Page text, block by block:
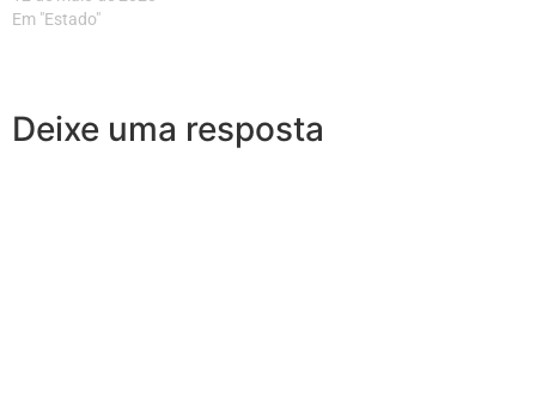
Em "Estado"
Deixe uma resposta